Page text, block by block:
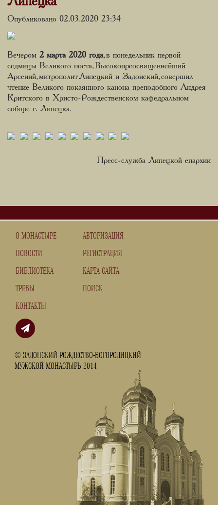
Опубликовано 02.03.2020 23:34
Вечером 2 марта 2020 года, в понедельник первой
седмицы Великого поста, Высокопреосвященнейший
Арсений, митрополит Липецкий и Задонский, совершил
чтение Великого покаянного канона преподобного Андрея
Критского в Христо-Рождественском кафедральном
соборе г. Липецка.
Пресс-служба Липецкой епархии
О МОНАСТЫРЕ
НОВОСТИ
БИБЛИОТЕКА
ТРЕБЫ
КОНТАКТЫ
© ЗАДОНСКИЙ РОЖДЕСТВО-БОГОРОДИЦКИЙ
МУЖСКОЙ МОНАСТЫРЬ 2014
АВТОРИЗАЦИЯ
РЕГИСТРАЦИЯ
КАРТА САЙТА
ПОИСК